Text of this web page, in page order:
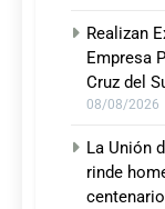
Realizan
Empresa
Cruz del
08/08/2026
La Unión
rinde
centenario